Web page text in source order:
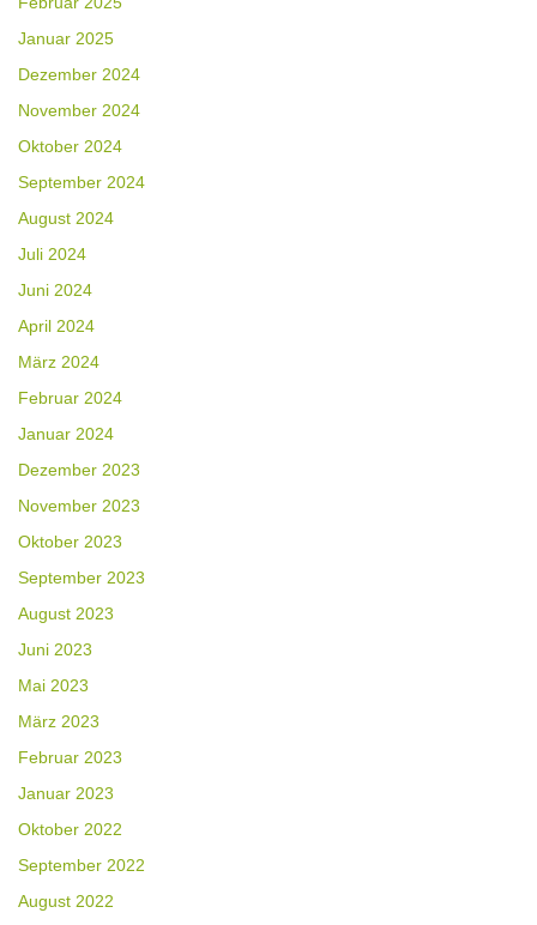
Januar 2025
Dezember 2024
November 2024
Oktober 2024
September 2024
August 2024
Juli 2024
Juni 2024
April 2024
März 2024
Februar 2024
Januar 2024
Dezember 2023
November 2023
Oktober 2023
September 2023
August 2023
Juni 2023
Mai 2023
März 2023
Februar 2023
Januar 2023
Oktober 2022
September 2022
August 2022